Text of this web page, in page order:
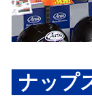
ナップ